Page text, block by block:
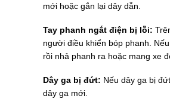
mới hoặc gắn lại dây dẫn.
Tay phanh ngắt điện bị lỗi:
người điều khiển bóp phanh.
rồi nhả phanh ra hoặc mang xe
Dây ga bị đứt: Nếu dây ga bị
dây ga mới.